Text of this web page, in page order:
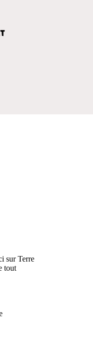
sur Terre
tout